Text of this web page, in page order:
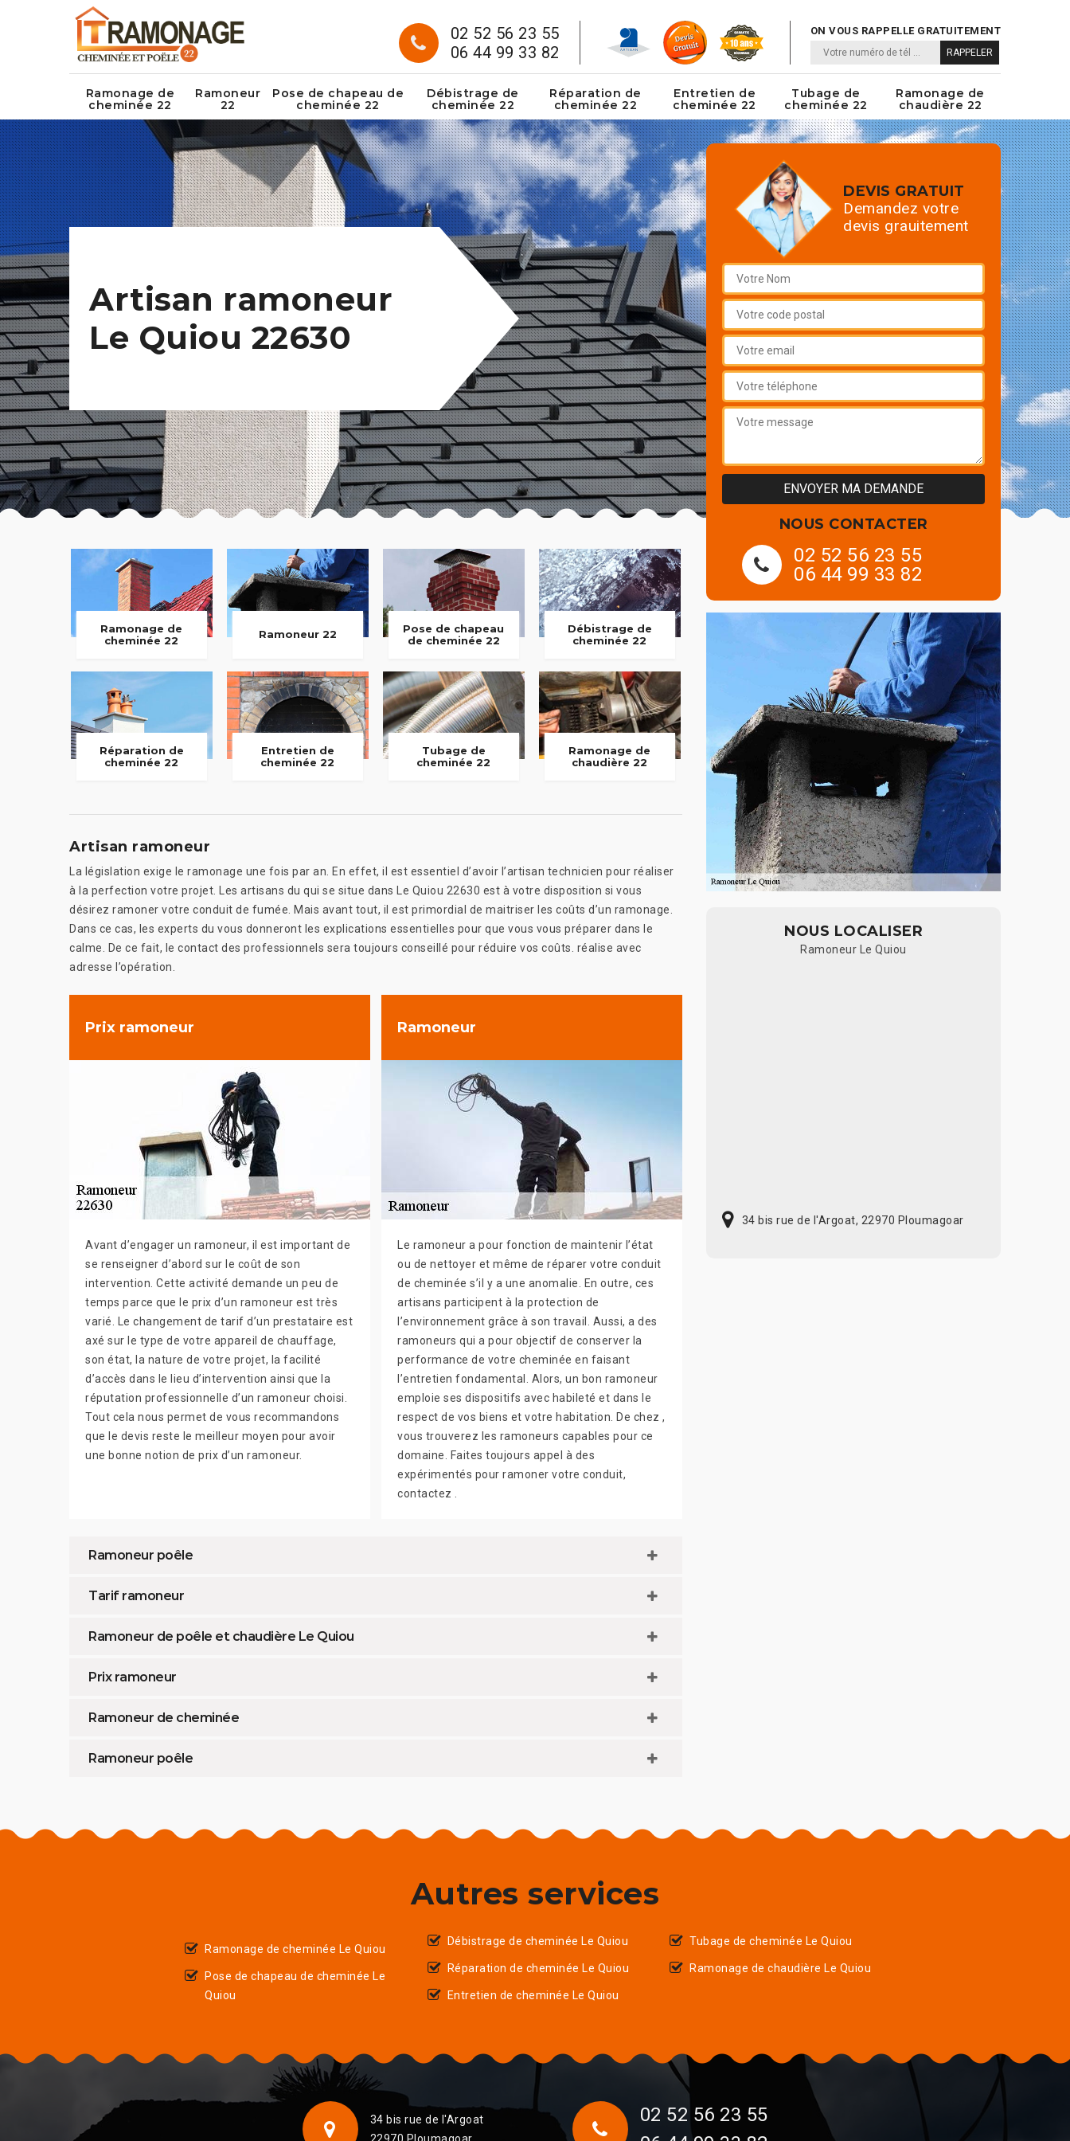
02 52 56 23 55
06 44 99 33 82
ON VOUS RAPPELLE GRATUITEMENT
Ramonage de
cheminée 22
Ramoneur
22
Pose de chapeau de
cheminée 22
Débistrage de
cheminée 22
Réparation de
cheminée 22
Entretien de
cheminée 22
Tubage de
cheminée 22
Ramonage de
chaudière 22
Artisan ramoneur
Le Quiou 22630
Ramonage de
cheminée 22
Ramoneur 22
Pose de chapeau
de cheminée 22
Débistrage de
cheminée 22
Réparation de
cheminée 22
Entretien de
cheminée 22
Tubage de
cheminée 22
Ramonage de
chaudière 22
Artisan ramoneur
La législation exige le ramonage une fois par an. En effet, il est essentiel d’avoir l’artisan technicien pour réaliser
à la perfection votre projet. Les artisans du qui se situe dans Le Quiou 22630 est à votre disposition si vous
désirez ramoner votre conduit de fumée. Mais avant tout, il est primordial de maitriser les coûts d’un ramonage.
Dans ce cas, les experts du vous donneront les explications essentielles pour que vous vous préparer dans le
calme. De ce fait, le contact des professionnels sera toujours conseillé pour réduire vos coûts. réalise avec
adresse l’opération.
Prix ramoneur
Avant d’engager un ramoneur, il est important de
se renseigner d’abord sur le coût de son
intervention. Cette activité demande un peu de
temps parce que le prix d’un ramoneur est très
varié. Le changement de tarif d’un prestataire est
axé sur le type de votre appareil de chauffage,
son état, la nature de votre projet, la facilité
d’accès dans le lieu d’intervention ainsi que la
réputation professionnelle d’un ramoneur choisi.
Tout cela nous permet de vous recommandons
que le devis reste le meilleur moyen pour avoir
une bonne notion de prix d’un ramoneur.
Ramoneur
Le ramoneur a pour fonction de maintenir l’état
ou de nettoyer et même de réparer votre conduit
de cheminée s’il y a une anomalie. En outre, ces
artisans participent à la protection de
l’environnement grâce à son travail. Aussi, a des
ramoneurs qui a pour objectif de conserver la
performance de votre cheminée en faisant
l’entretien fondamental. Alors, un bon ramoneur
emploie ses dispositifs avec habileté et dans le
respect de vos biens et votre habitation. De chez ,
vous trouverez les ramoneurs capables pour ce
domaine. Faites toujours appel à des
expérimentés pour ramoner votre conduit,
contactez .
Ramoneur poêle
Tarif ramoneur
Ramoneur de poêle et chaudière Le Quiou
Prix ramoneur
Ramoneur de cheminée
Ramoneur poêle
DEVIS GRATUIT
Demandez votre
devis grauitement
NOUS CONTACTER
02 52 56 23 55
06 44 99 33 82
NOUS LOCALISER
Ramoneur Le Quiou
34 bis rue de l'Argoat, 22970 Ploumagoar
Autres services
Ramonage de cheminée Le Quiou
Pose de chapeau de cheminée Le
Quiou
Débistrage de cheminée Le Quiou
Réparation de cheminée Le Quiou
Entretien de cheminée Le Quiou
Tubage de cheminée Le Quiou
Ramonage de chaudière Le Quiou
34 bis rue de l'Argoat
02 52 56 23 55